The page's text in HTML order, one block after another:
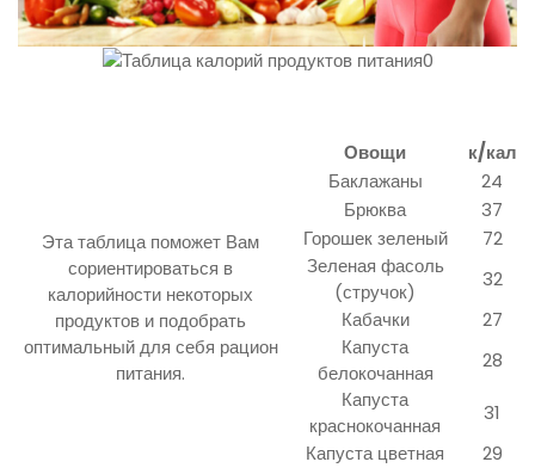
Эта таблица поможет Вам
сориентироваться в
калорийности некоторых
продуктов и подобрать
оптимальный для себя рацион
питания.
Овощи
к/кал
Баклажаны
24
Брюква
37
Горошек зеленый
72
Зеленая фасоль
(стручок)
32
Кабачки
27
Капуста
белокочанная
28
Капуста
краснокочанная
31
Капуста цветная
29